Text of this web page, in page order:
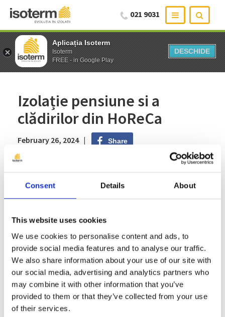
Aplicația Isoterm
Isoterm
FREE - in Google Play
DESCHIDE
Aplicația Isoterm
Isoterm
FREE - in Google Play
DESCHIDE
Consent Details About
This website uses cookies
We use cookies to personalise content and ads, to
provide social media features and to analyse our traffic.
We also share information about your use of our site with
our social media, advertising and analytics partners who
may combine it with other information that you’ve
provided to them or that they’ve collected from your use
of their services.
021 9031
Izolație pensiune si a
clădirilor din HoReCa
February 26, 2024 | Share
Industria HoReCa este unul dintre cele
economia, însă pentru ca aceasta să
existe este nevoie de o susținere
eficientă.
Citește articolul